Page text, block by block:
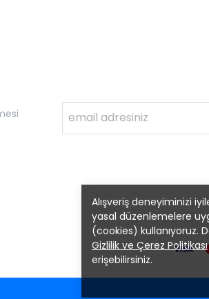
Alışveriş deneyiminizi
yasal düzenlemelere
(cookies) kullanıyoruz.
Gizlilik ve Çerez Politikası
erişebilirsiniz.